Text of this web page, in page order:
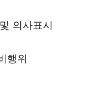
의사표시
행위